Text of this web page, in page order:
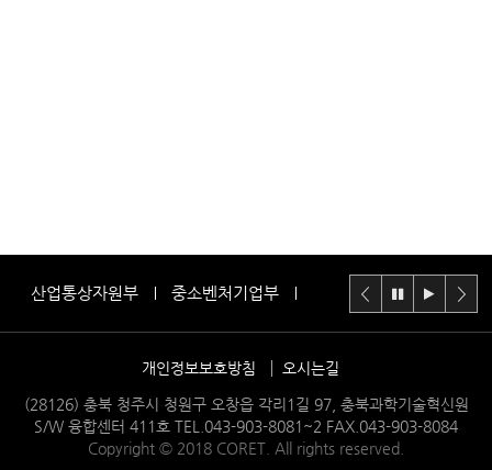
산업통상자원부 중소벤처기업부 충청북도중소벤처기업청
개인정보보호방침 오시는길
(28126) 충북 청주시 청원구 오창읍 각리1길 97, 충북과학기술혁신원
S/W 융합센터 411호 TEL.043-903-8081~2 FAX.043-903-8084
Copyright © 2018 CORET. All rights reserved.